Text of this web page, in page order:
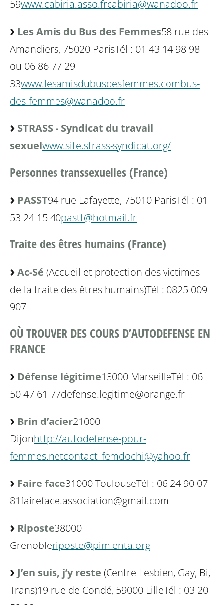
59www.cabiria.asso.frcabiria@wanadoo.fr
Les Amis du Bus des Femmes58 rue des
Amandiers, 75020 ParisTél : 01 43 14 98 98
ou 06 86 77 29
33www.lesamisdubusdesfemmes.combus-
des-femmes@wanadoo.fr
STRASS - Syndicat du travail
sexuelwww.site.strass-syndicat.org/
Personnes transsexuelles (France)
PASST94 rue Lafayette, 75010 ParisTél : 01
53 24 15 40pastt@hotmail.fr
Traite des êtres humains (France)
Ac-Sé (Accueil et protection des victimes
de la traite des êtres humains)Tél : 0825 009
907
OÙ TROUVER DES COURS D’AUTODEFENSE EN
FRANCE
Défense légitime13000 MarseilleTél : 06
50 47 61 77defense.legitime@orange.fr
Brin d’acier21000
Dijonhttp://autodefense-pour-
femmes.netcontact_femdochi@yahoo.fr
Faire face31000 ToulouseTél : 06 24 90 07
81faireface.association@gmail.com
Riposte38000
Grenobleriposte@pimienta.org
J’en suis, j’y reste (Centre Lesbien, Gay, Bi,
Trans)19 rue de Condé, 59000 LilleTél : 03 20